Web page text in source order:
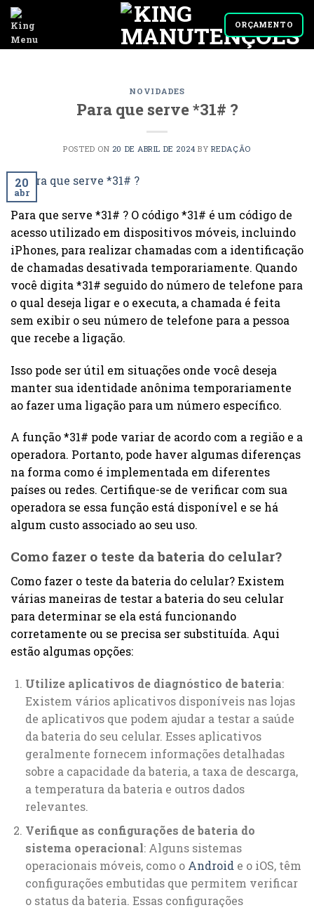
Skip
content
ORÇAMENTO
NOVIDADES
Para que serve *31# ?
POSTED ON 20 DE ABRIL DE 2024 BY REDAÇÃO
20
abr
Para que serve *31# ? O código *31# é um código de
acesso utilizado em dispositivos móveis, incluindo
iPhones, para realizar chamadas com a identificação
de chamadas desativada temporariamente. Quando
você digita *31# seguido do número de telefone para
o qual deseja ligar e o executa, a chamada é feita
sem exibir o seu número de telefone para a pessoa
que recebe a ligação.
Isso pode ser útil em situações onde você deseja
manter sua identidade anônima temporariamente
ao fazer uma ligação para um número específico.
A função *31# pode variar de acordo com a região e a
operadora. Portanto, pode haver algumas diferenças
na forma como é implementada em diferentes
países ou redes. Certifique-se de verificar com sua
operadora se essa função está disponível e se há
algum custo associado ao seu uso.
Como fazer o teste da bateria do celular?
Como fazer o teste da bateria do celular? Existem
várias maneiras de testar a bateria do seu celular
para determinar se ela está funcionando
corretamente ou se precisa ser substituída. Aqui
estão algumas opções:
Utilize aplicativos de diagnóstico de bateria:
Existem vários aplicativos disponíveis nas lojas
de aplicativos que podem ajudar a testar a saúde
da bateria do seu celular. Esses aplicativos
geralmente fornecem informações detalhadas
sobre a capacidade da bateria, a taxa de descarga,
a temperatura da bateria e outros dados
relevantes.
Verifique as configurações de bateria do
sistema operacional: Alguns sistemas
operacionais móveis, como o Androide o iOS, têm
configurações embutidas que permitem verificar
o status da bateria. Essas configurações